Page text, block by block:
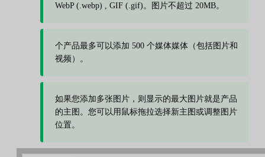
WebP (.webp) , GIF (.gif)。图片不超过 20MB。
个产品最多可以添加 500 个媒体媒体（包括图片和
视频）。
如果您添加多张图片，则显示的最大图片就是产品
的主图。您可以用鼠标拖拉选择新主图或调整图片
位置。